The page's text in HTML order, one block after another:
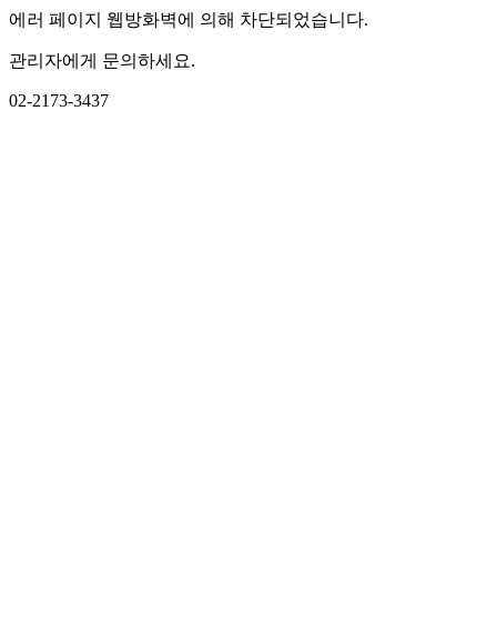
에러 페이지 웹방화벽에 의해 차단되었습니다.
관리자에게 문의하세요.
02-2173-3437